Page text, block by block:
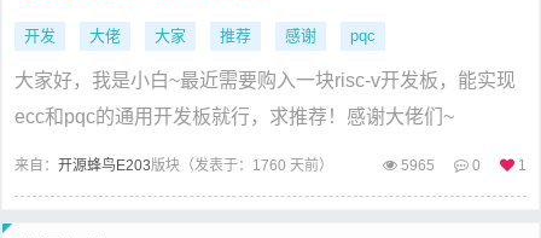
开发 大佬 大家 推荐 感谢 pqc
大家好，我是小白~最近需要购入一块risc-v开发板，能实现
ecc和pqc的通用开发板就行，求推荐！感谢大佬们~
来自： 开源蜂鸟E203版块（发表于：1760 天前） 5965 0 1